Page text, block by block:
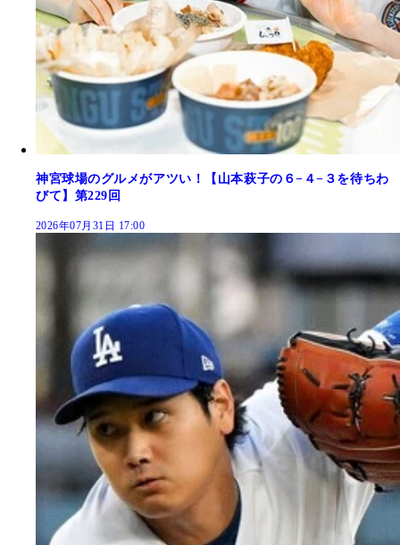
神宮球場のグルメがアツい！【山本萩子の６−４−３を待ちわ
びて】第229回
2026年07月31日 17:00